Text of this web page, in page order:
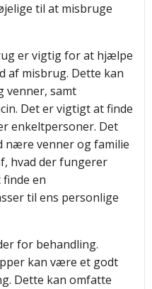
til at misbruge
er vigtig for at hjælpe
af misbrug. Dette kan
venner, samt
Det er vigtigt at finde
enkeltpersoner. Det
nære venner og familie
hvad der fungerer
en
til ens personlige
for behandling.
kan være et godt
Dette kan omfatte